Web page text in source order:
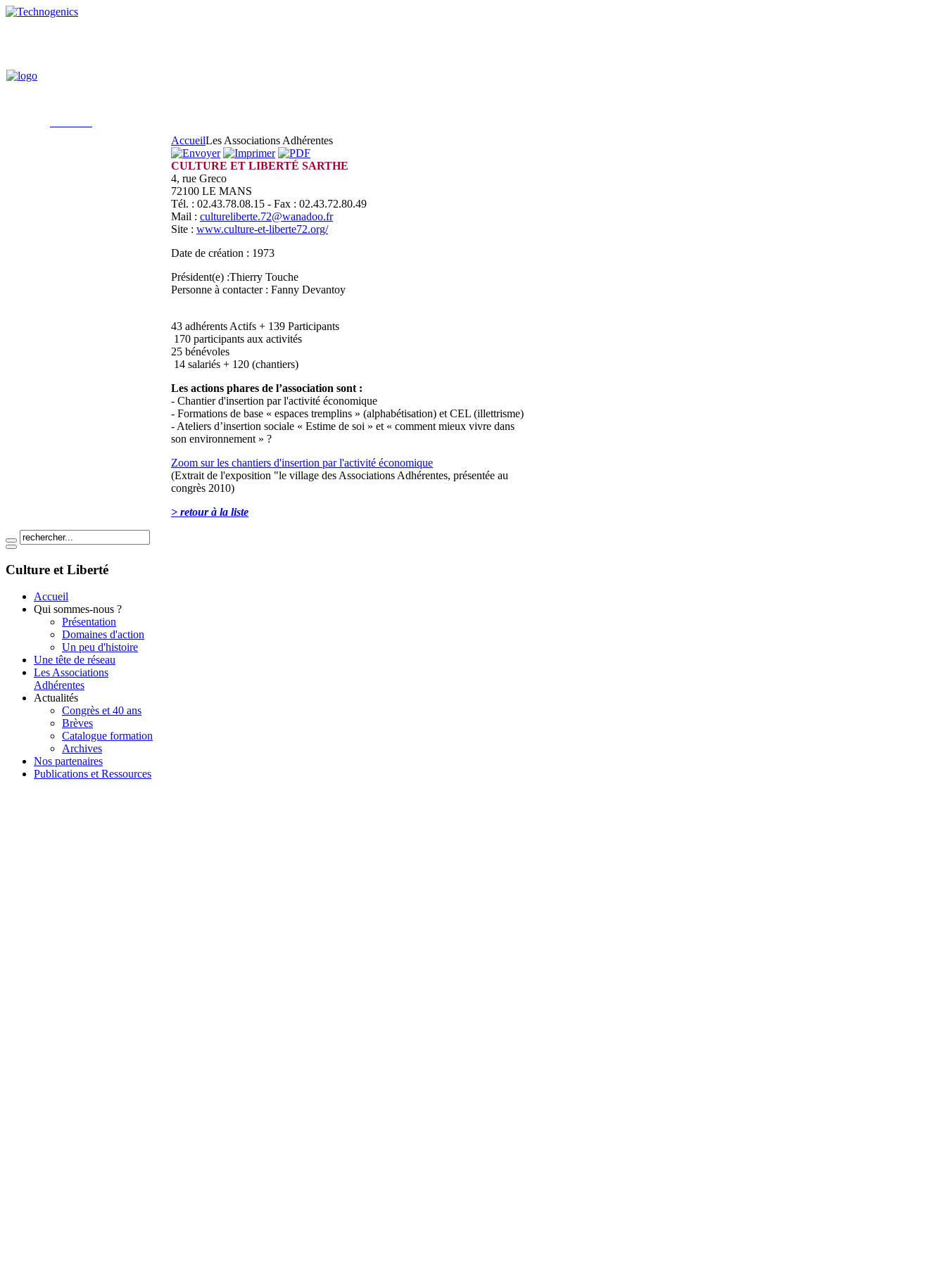
AccueilLes Associations Adhérentes
CULTURE ET LIBERTÉ SARTHE
4, rue Greco
72100 LE MANS
Tél. : 02.43.78.08.15 - Fax : 02.43.72.80.49
Mail : cultureliberte.72@wanadoo.fr
Site : www.culture-et-liberte72.org/
Date de création : 1973
Président(e) :Thierry Touche
Personne à contacter : Fanny Devantoy
43 adhérents Actifs + 139 Participants
170 participants aux activités
25 bénévoles
14 salariés + 120 (chantiers)
Les actions phares de l’association sont :
- Chantier d'insertion par l'activité économique
- Formations de base « espaces tremplins » (alphabétisation) et CEL (illettrisme)
- Ateliers d’insertion sociale « Estime de soi » et « comment mieux vivre dans
son environnement » ?
Zoom sur les chantiers d'insertion par l'activité économique
(Extrait de l'exposition "le village des Associations Adhérentes, présentée au
congrès 2010)
> retourà la liste
Culture et Liberté
Accueil
Qui sommes-nous ?
Présentation
Domaines d'action
Un peu d'histoire
Une tête de réseau
Les Associations
Adhérentes
Actualités
Congrès et 40 ans
Brèves
Catalogue formation
Archives
Nos partenaires
Publications et Ressources